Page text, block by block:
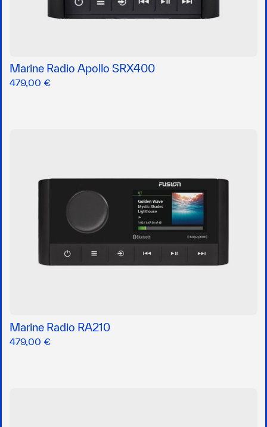
Marine Radio Apollo SRX400
479,00 €
Marine Radio RA210
479,00 €